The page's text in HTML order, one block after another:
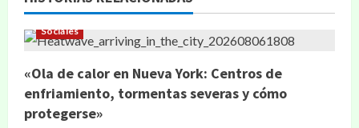
Sociales
«Ola de calor en Nueva York: Centros de
enfriamiento, tormentas severas y cómo
protegerse»